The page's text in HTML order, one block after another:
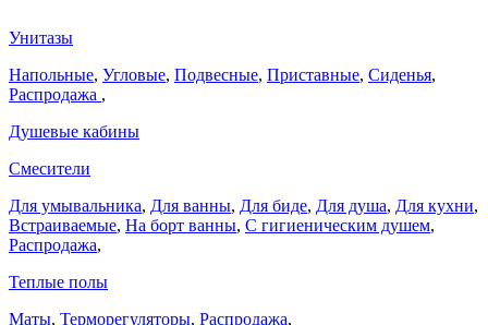
Унитазы
Напольные, Угловые, Подвесные, Приставные, Сиденья,
Распродажа ,
Душевые кабины
Смесители
Для умывальника, Для ванны, Для биде, Для душа, Для кухни,
Встраиваемые, На борт ванны, C гигиеническим душем,
Распродажа,
Теплые полы
Маты, Терморегуляторы, Распродажа,